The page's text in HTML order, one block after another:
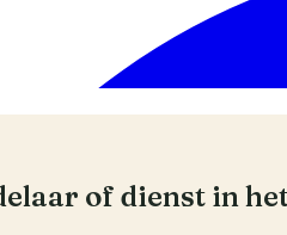
of dienst in